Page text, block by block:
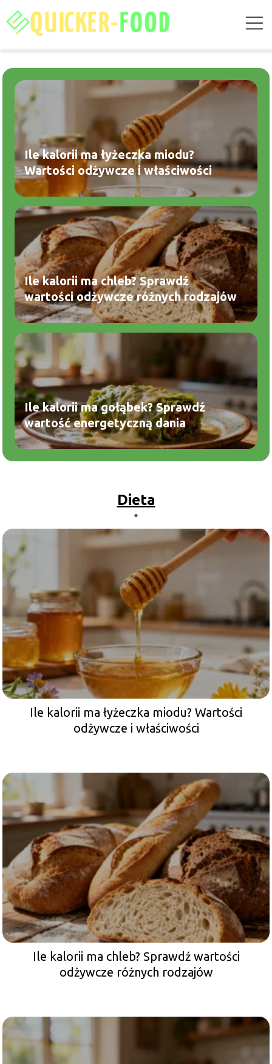
Ile kalorii ma łyżeczka miodu?
Wartości odżywcze i właściwości
Ile kalorii ma chleb? Sprawdź
wartości odżywcze różnych rodzajów
Ile kalorii ma gołąbek? Sprawdź
wartość energetyczną dania
Dieta
Ile kalorii ma łyżeczka miodu? Wartości
odżywcze i właściwości
Ile kalorii ma chleb? Sprawdź wartości
odżywcze różnych rodzajów